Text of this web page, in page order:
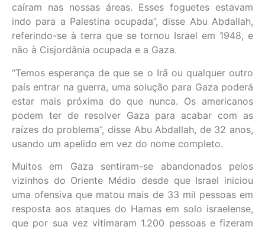
caíram nas nossas áreas. Esses foguetes estavam
indo para a Palestina ocupada”, disse Abu Abdallah,
referindo-se à terra que se tornou Israel em 1948, e
não à Cisjordânia ocupada e a Gaza.
“Temos esperança de que se o Irã ou qualquer outro
país entrar na guerra, uma solução para Gaza poderá
estar mais próxima do que nunca. Os americanos
podem ter de resolver Gaza para acabar com as
raízes do problema”, disse Abu Abdallah, de 32 anos,
usando um apelido em vez do nome completo.
Muitos em Gaza sentiram-se abandonados pelos
vizinhos do Oriente Médio desde que Israel iniciou
uma ofensiva que matou mais de 33 mil pessoas em
resposta aos ataques do Hamas em solo israelense,
que por sua vez vitimaram 1.200 pessoas e fizeram